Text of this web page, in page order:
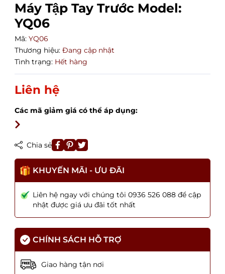
Máy Tập Tay Trước Model:
YQ06
Mã: YQ06
Thương hiệu: Đang cập nhật
Tình trạng: Hết hàng
Liên hệ
Các mã giảm giá có thể áp dụng:
Chia sẻ
KHUYẾN MÃI - ƯU ĐÃI
Liên hệ ngay với chúng tôi 0936 526 088 để cập
nhật được giá ưu đãi tốt nhất
CHÍNH SÁCH HỖ TRỢ
Giao hàng tận nơi